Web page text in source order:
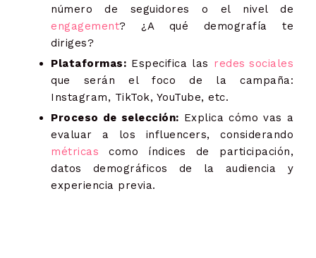
número de seguidores o el nivel de
engagement? ¿A qué demografía te
diriges?
Plataformas: Especifica las redes sociales
que serán el foco de la campaña:
Instagram, TikTok, YouTube, etc.
Proceso de selección: Explica cómo vas a
evaluar a los influencers, considerando
métricas como índices de participación,
datos demográficos de la audiencia y
experiencia previa.